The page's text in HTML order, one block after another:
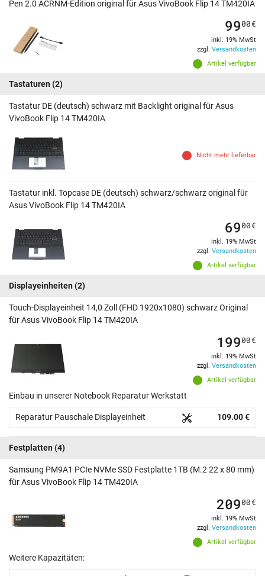
Pen 2.0 ACRNM-Edition original für Asus VivoBook Flip 14 TM420IA
Artikel verfügbar
9900€
inkl. 19% MwSt
zzgl. Versandkosten
Tastaturen (2)
Tastatur DE (deutsch) schwarz mit Backlight original für Asus
VivoBook Flip 14 TM420IA
Nicht mehr lieferbar
Tastatur inkl. Topcase DE (deutsch) schwarz/schwarz original für
Asus VivoBook Flip 14 TM420IA
Artikel verfügbar
6900€
inkl. 19% MwSt
zzgl. Versandkosten
Displayeinheiten (2)
Touch-Displayeinheit 14,0 Zoll (FHD 1920x1080) schwarz Original
für Asus VivoBook Flip 14 TM420IA
Artikel verfügbar
19900€
inkl. 19% MwSt
zzgl. Versandkosten
Einbau in unserer Notebook Reparatur Werkstatt
Reparatur Pauschale Displayeinheit 109.00 €
Festplatten (4)
Samsung PM9A1 PCIe NVMe SSD Festplatte 1TB (M.2 22 x 80 mm)
für Asus VivoBook Flip 14 TM420IA
Artikel verfügbar
20900€
inkl. 19% MwSt
zzgl. Versandkosten
Weitere Kapazitäten: